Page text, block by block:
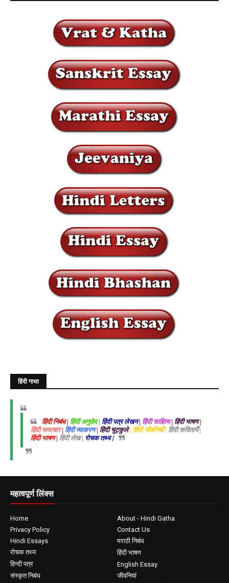
हिंदी गाथा
हिंदी निबंध | हिंदी अनुछेद | हिंदी पत्र लेखन | हिंदी साहित्य| हिंदी भाषण|
हिंदी समाचार| हिंदी व्याकरण| हिंदी चुट्कुले| हिंदी जीवनियाँ | हिंदी कवितायेँ |
हिंदी भाषण | हिंदी लेख | रोचक तथ्य |
महत्वपूर्ण लिंक्स
Home
About - Hindi Gatha
Privacy Policy
Contact Us
Hindi Essays
मराठी निबंध
रोचक तथ्य
हिंदी भाषण
हिन्दी पत्र
English Essay
संस्कृत निबंध
जीवनियां